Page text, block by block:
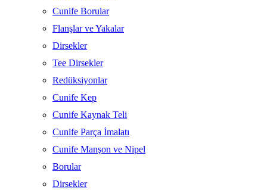
Cunife Borular
Flanşlar ve Yakalar
Dirsekler
Tee Dirsekler
Redüksiyonlar
Cunife Kep
Cunife Kaynak Teli
Cunife Parça İmalatı
Cunife Manşon ve Nipel
Borular
Dirsekler